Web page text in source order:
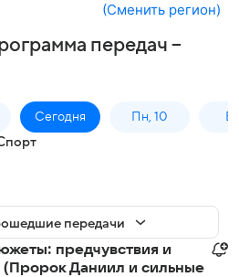
(Сменить регион)
передач –
Сегодня Пн, 10
передачи
предчувствия и
(Пророк Даниил и сильные